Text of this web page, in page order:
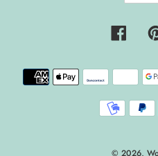
R
E
C
Y
© 2026,